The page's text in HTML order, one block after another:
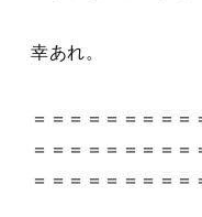
幸あれ。
＝＝＝＝＝＝＝＝＝
＝＝＝＝＝＝＝＝＝
＝＝＝＝＝＝＝＝＝